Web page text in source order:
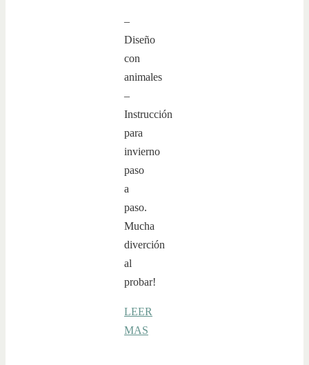
–
Diseño
con
animales
–
Instrucción
para
invierno
paso
a
paso.
Mucha
diverción
al
probar!
LEER
MAS